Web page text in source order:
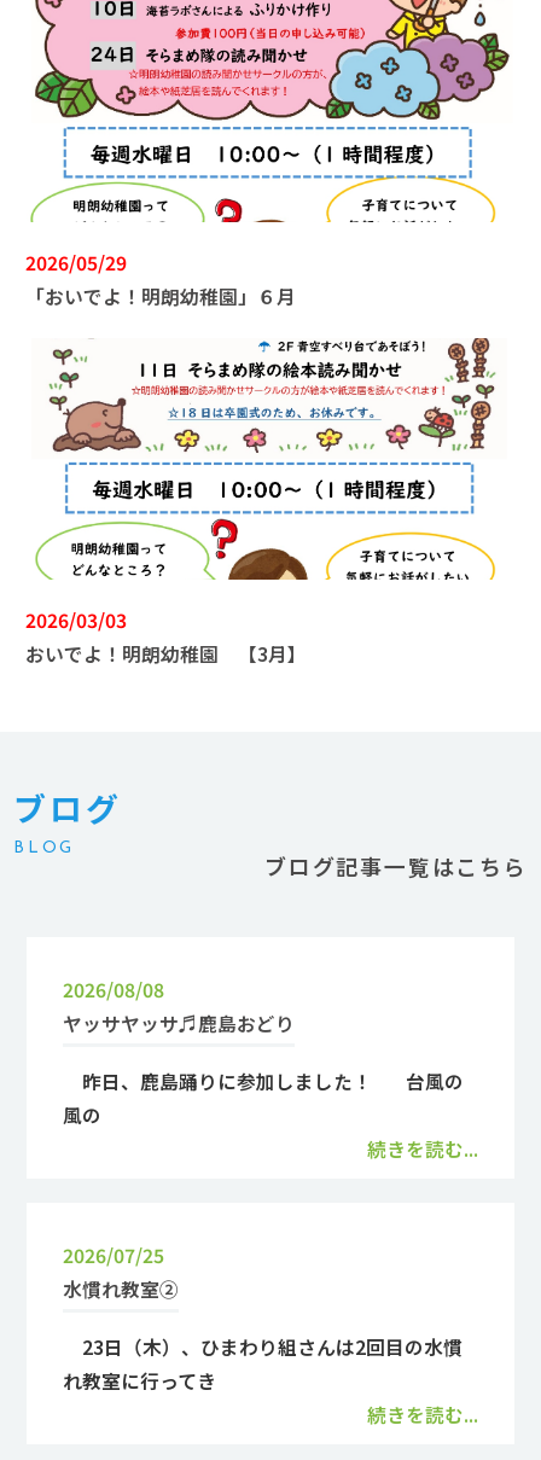
2026/05/29
「おいでよ！明朗幼稚園」６月
2026/03/03
おいでよ！明朗幼稚園 【3月】
ブログ
BLOG
ブログ記事一覧はこちら
2026/08/08
ヤッサヤッサ♬鹿島おどり
昨日、鹿島踊りに参加しました！ 台風の
風の
続きを読む...
2026/07/25
水慣れ教室②
23日（木）、ひまわり組さんは2回目の水慣
れ教室に行ってき
続きを読む...